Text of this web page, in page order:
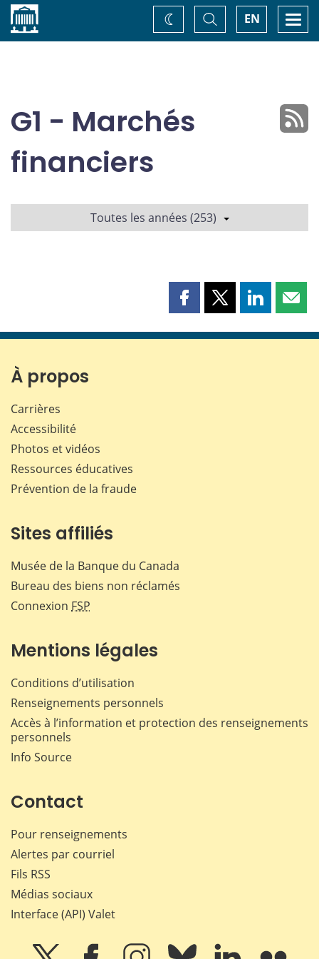
Accueil EN
Basculer
la
recherche
Changez
de
G1 - Marchés
financiers
Toutes les années (253)
Partager
page
Partager
page
Partager
page page
À propos
Carrières
Accessibilité
Photos et vidéos
Ressources éducatives
Prévention de la fraude
Sites affiliés
Musée de la Banque du Canada
Bureau des biens non réclamés
Connexion FSP
Mentions légales
Conditions d’utilisation
Renseignements personnels
Accès à l’information et protection des renseignements
personnels
Info Source
Contact
Pour renseignements
Alertes par courriel
Fils RSS
Médias sociaux
Interface (API) Valet